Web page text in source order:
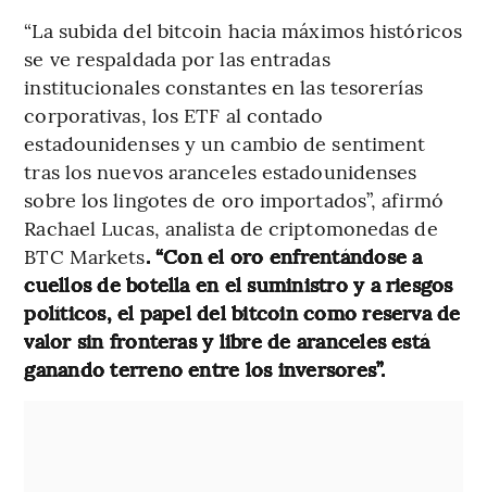
“La subida del bitcoin hacia máximos históricos
se ve respaldada por las entradas
institucionales constantes en las tesorerías
corporativas, los ETF al contado
estadounidenses y un cambio de sentiment
tras los nuevos aranceles estadounidenses
sobre los lingotes de oro importados”, afirmó
Rachael Lucas, analista de criptomonedas de
BTC Markets. “Con el oro enfrentándose a
cuellos de botella en el suministro y a riesgos
políticos, el papel del bitcoin como reserva de
valor sin fronteras y libre de aranceles está
ganando terreno entre los inversores”.